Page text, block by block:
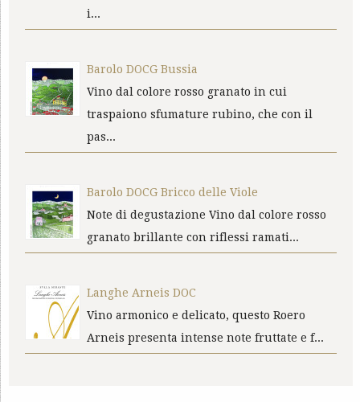
i...
Barolo DOCG Bussia
Vino dal colore rosso granato in cui
traspaiono sfumature rubino, che con il
pas...
Barolo DOCG Bricco delle Viole
Note di degustazione Vino dal colore rosso
granato brillante con riflessi ramati...
Langhe Arneis DOC
Vino armonico e delicato, questo Roero
Arneis presenta intense note fruttate e f...